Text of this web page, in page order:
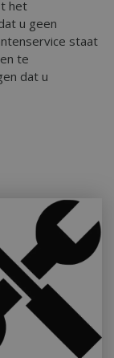
het
u geen
staat
te
dat u